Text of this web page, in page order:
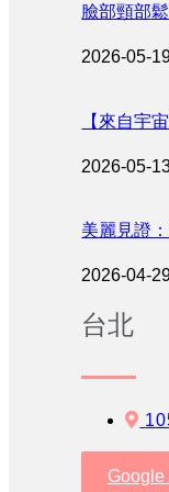
臉部頸部
2026-05-
【來自宇
2026-05-
美麗見證
2026-04-
台北
Google